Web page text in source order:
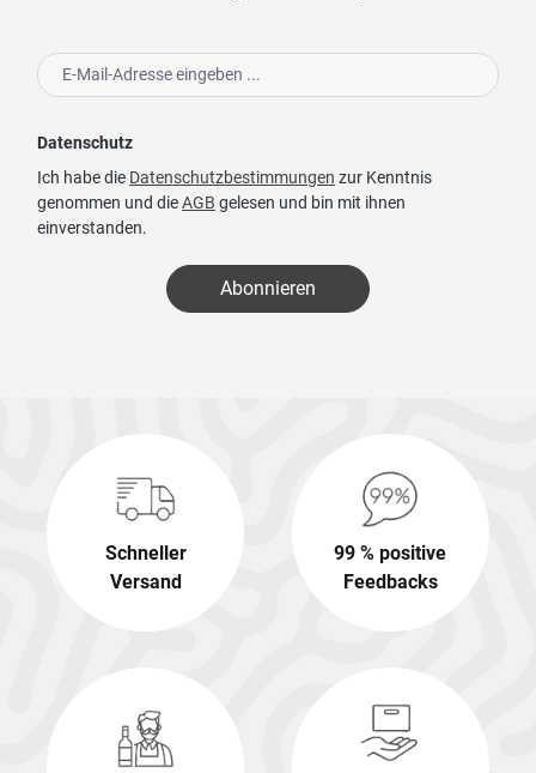
Datenschutz
Ich habe die Datenschutzbestimmungen zur Kenntnis
genommen und dieAGB gelesen und bin mit ihnen
einverstanden.
Abonnieren
Schneller
Versand
99 % positive
Feedbacks